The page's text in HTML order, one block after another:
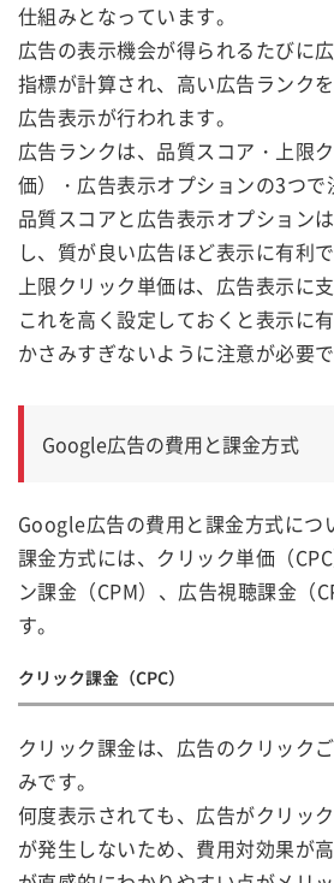
仕組みとなっています。
広告の表示機会が得られるたびに
指標が計算され、高い広告ランク
広告表示が行われます。
広告ランクは、品質スコア・上限
価）・広告表示オプションの3つで
品質スコアと広告表示オプション
し、質が良い広告ほど表示に有利で
上限クリック単価は、広告表示に
これを高く設定しておくと表示に
かさみすぎないように注意が必要で
Google広告の費用と課金方式
Google広告の費用と課金方式につ
課金方式には、クリック単価（
ン課金（CPM）、広告視聴課金（
す。
クリック課金（CPC）
クリック課金は、広告のクリック
みです。
何度表示されても、広告がクリッ
が発生しないため、費用対効果が